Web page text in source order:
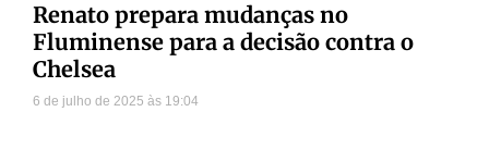
Renato prepara mudanças no
Fluminense para a decisão contra o
Chelsea
6 de julho de 2025 19:04